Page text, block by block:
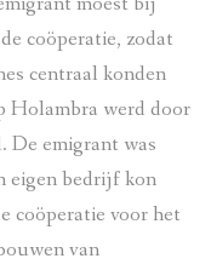
coöperatie, zodat
centraal konden
Holambra werd door
De emigrant was
eigen bedrijf kon
coöperatie voor het
van